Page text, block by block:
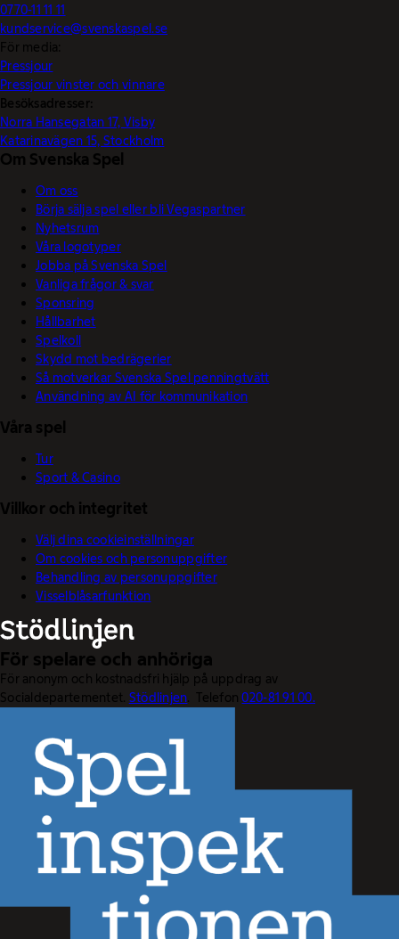
0770-11 11 11
kundservice@svenskaspel.se
För media:
Pressjour
Pressjour vinster och vinnare
Besöksadresser:
Norra Hansegatan 17, Visby
Katarinavägen 15, Stockholm
Om Svenska Spel
Om oss
Börja sälja spel eller bli Vegaspartner
Nyhetsrum
Våra logotyper
Jobba på Svenska Spel
Vanliga frågor & svar
Sponsring
Hållbarhet
Spelkoll
Skydd mot bedrägerier
Så motverkar Svenska Spel penningtvätt
Användning av AI för kommunikation
Våra spel
Tur
Sport & Casino
Villkor och integritet
Välj dina cookieinställningar
Om cookies och personuppgifter
Behandling av personuppgifter
Visselblåsarfunktion
För spelare och anhöriga
För anonym och kostnadsfri hjälp på uppdrag av
Socialdepartementet. Stödlinjen. Telefon020-81 91 00.